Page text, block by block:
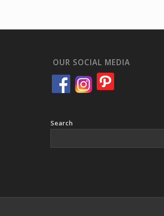
OUR SOCIAL MEDIA
Search